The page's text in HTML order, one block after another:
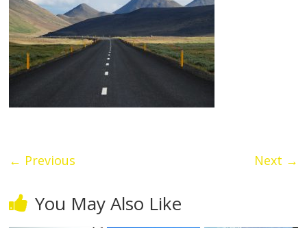
← Previous Next →
You May Also Like